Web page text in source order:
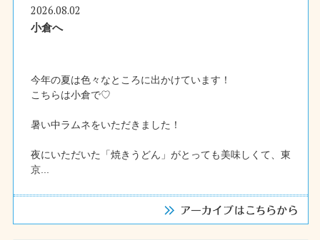
2026.08.02
小倉へ
今年の夏は色々なところに出かけています！
こちらは小倉で♡
暑い中ラムネをいただきました！
夜にいただいた「焼きうどん」がとっても美味しくて、東
京...